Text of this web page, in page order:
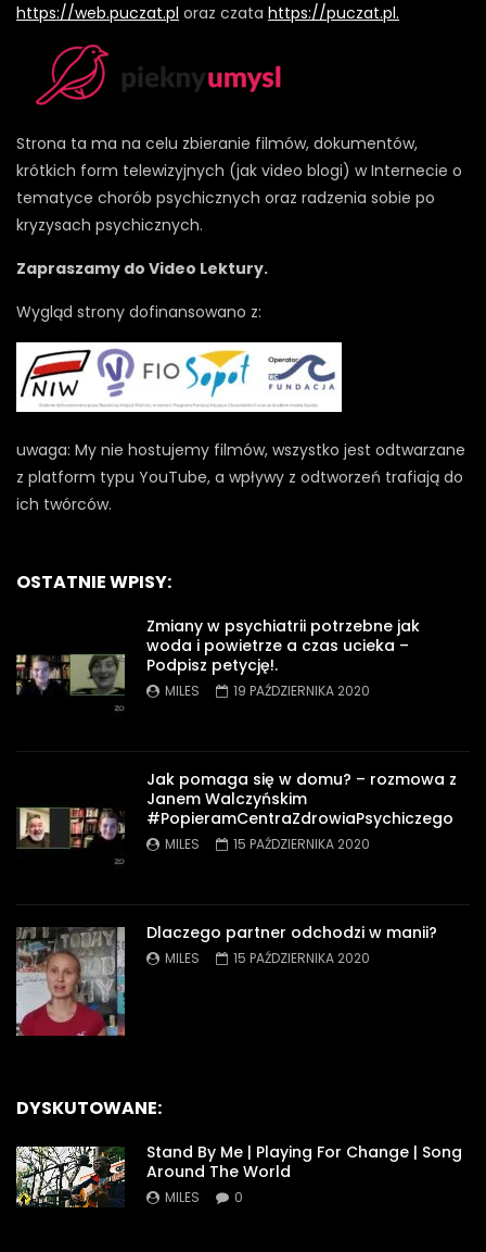
https://web.puczat.pl oraz czata https://puczat.pl.
Strona ta ma na celu zbieranie filmów, dokumentów,
krótkich form telewizyjnych (jak video blogi) w Internecie o
tematyce chorób psychicznych oraz radzenia sobie po
kryzysach psychicznych.
Zapraszamy do Video Lektury.
Wygląd strony dofinansowano z:
uwaga: My nie hostujemy filmów, wszystko jest odtwarzane
z platform typu YouTube, a wpływy z odtworzeń trafiają do
ich twórców.
OSTATNIE WPISY:
Zmiany w psychiatrii potrzebne jak
woda i powietrze a czas ucieka –
Podpisz petycję!.
MILES 19 PAŹDZIERNIKA 2020
Jak pomaga się w domu? – rozmowa z
Janem Walczyńskim
#PopieramCentraZdrowiaPsychiczego
MILES 15 PAŹDZIERNIKA 2020
Dlaczego partner odchodzi w manii?
MILES 15 PAŹDZIERNIKA 2020
DYSKUTOWANE:
Stand By Me | Playing For Change | Song
Around The World
MILES 0